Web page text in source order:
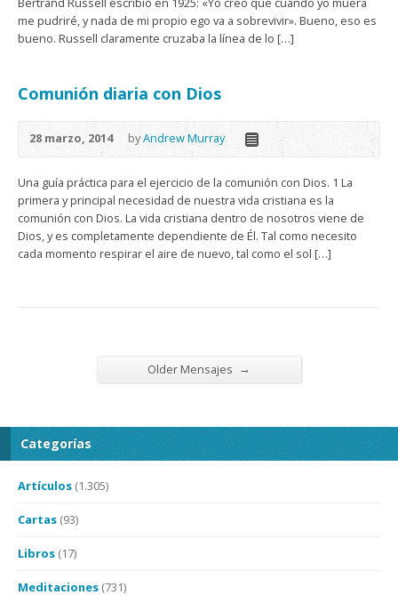
me pudriré, y nada de mi propio ego va a sobrevivir». Bueno, eso es
bueno. Russell claramente cruzaba la línea de lo […]
Comunión diaria con Dios
28 marzo, 2014 byAndrew Murray
Una guía práctica para el ejercicio de la comunión con Dios. 1 La
primera y principal necesidad de nuestra vida cristiana es la
comunión con Dios. La vida cristiana dentro de nosotros viene de
Dios, y es completamente dependiente de Él. Tal como necesito
cada momento respirar el aire de nuevo, tal como el sol […]
Older Mensajes →
Categorías
Artículos (1.305)
Cartas (93)
Libros (17)
Meditaciones (731)